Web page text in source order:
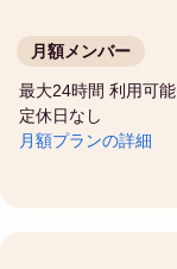
月額メンバー
最大24時間 利用可能
定休日なし
月額プランの詳細